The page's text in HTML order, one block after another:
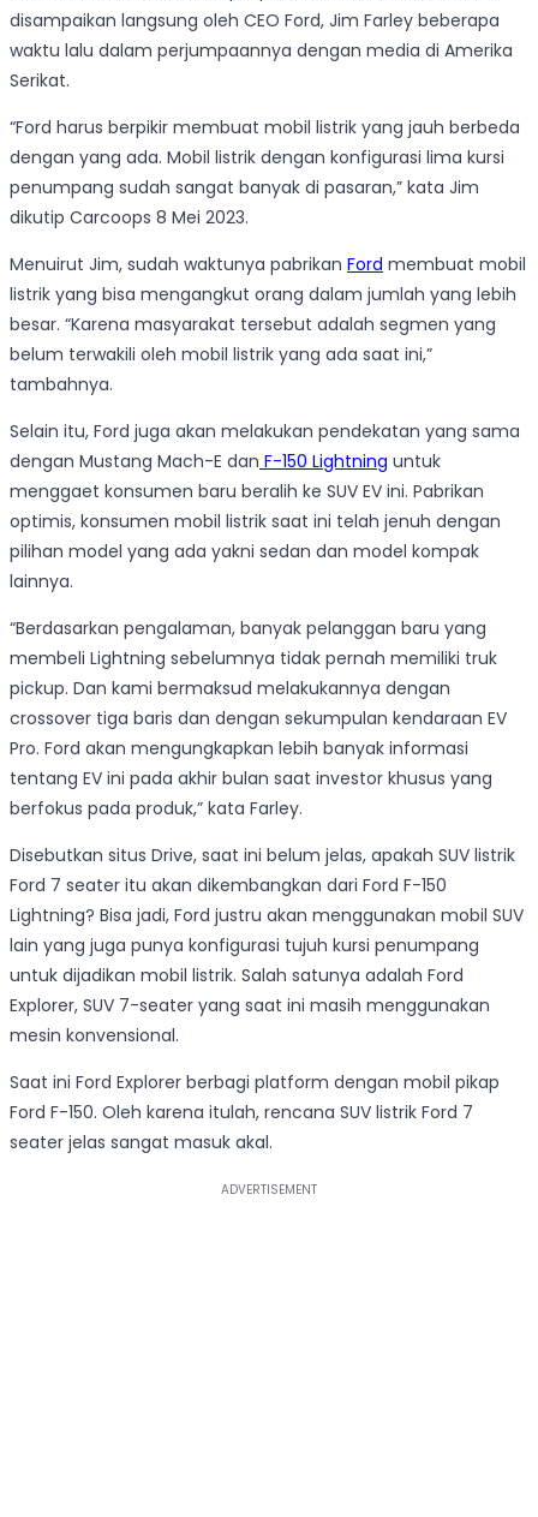
disampaikan langsung oleh CEO Ford, Jim Farley beberapa
waktu lalu dalam perjumpaannya dengan media di Amerika
Serikat.
“Ford harus berpikir membuat mobil listrik yang jauh berbeda
dengan yang ada. Mobil listrik dengan konfigurasi lima kursi
penumpang sudah sangat banyak di pasaran,” kata Jim
dikutip Carcoops 8 Mei 2023.
Menuirut Jim, sudah waktunya pabrikan Ford membuat mobil
listrik yang bisa mengangkut orang dalam jumlah yang lebih
besar. “Karena masyarakat tersebut adalah segmen yang
belum terwakili oleh mobil listrik yang ada saat ini,”
tambahnya.
Selain itu, Ford juga akan melakukan pendekatan yang sama
dengan Mustang Mach-E dan F-150 Lightning untuk
menggaet konsumen baru beralih ke SUV EV ini. Pabrikan
optimis, konsumen mobil listrik saat ini telah jenuh dengan
pilihan model yang ada yakni sedan dan model kompak
lainnya.
“Berdasarkan pengalaman, banyak pelanggan baru yang
membeli Lightning sebelumnya tidak pernah memiliki truk
pickup. Dan kami bermaksud melakukannya dengan
crossover tiga baris dan dengan sekumpulan kendaraan EV
Pro. Ford akan mengungkapkan lebih banyak informasi
tentang EV ini pada akhir bulan saat investor khusus yang
berfokus pada produk,” kata Farley.
Disebutkan situs Drive, saat ini belum jelas, apakah SUV listrik
Ford 7 seater itu akan dikembangkan dari Ford F-150
Lightning? Bisa jadi, Ford justru akan menggunakan mobil SUV
lain yang juga punya konfigurasi tujuh kursi penumpang
untuk dijadikan mobil listrik. Salah satunya adalah Ford
Explorer, SUV 7-seater yang saat ini masih menggunakan
mesin konvensional.
Saat ini Ford Explorer berbagi platform dengan mobil pikap
Ford F-150. Oleh karena itulah, rencana SUV listrik Ford 7
seater jelas sangat masuk akal.